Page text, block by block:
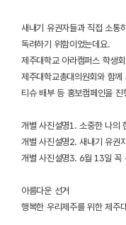
새내기 유권자들과 직접 소통
독려하기 위함이었는데요.
제주대학교 아라캠퍼스 학생
제주대학교총대의원회와 함
티슈 배부 등 홍보캠페인을 진
개별 사진설명1. 소중한 나의
개별 사진설명2. 새내기 유권
개별 사진설명3. 6월 13일 꼭
아름다운 선거
행복한 우리제주를 위한 제주